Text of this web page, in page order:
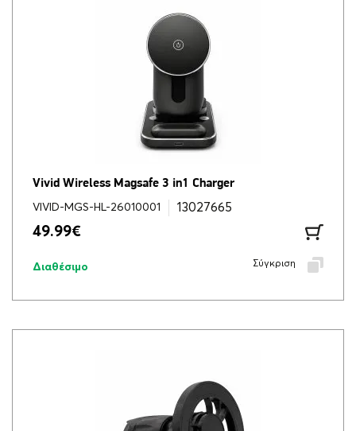
Vivid Wireless Magsafe 3 in1 Charger
VIVID-MGS-HL-26010001 13027665
49.99€
Διαθέσιμο Σύγκριση